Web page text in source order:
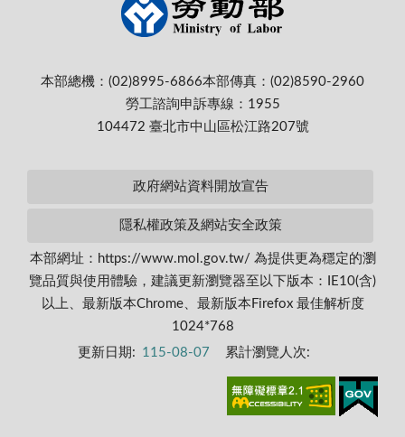
本部總機：(02)8995-6866本部傳真：(02)8590-2960
勞工諮詢申訴專線：1955
104472 臺北市中山區松江路207號
政府網站資料開放宣告
隱私權政策及網站安全政策
本部網址：https://www.mol.gov.tw/ 為提供更為穩定的瀏
覽品質與使用體驗，建議更新瀏覽器至以下版本：IE10(含)
以上、最新版本Chrome、最新版本Firefox 最佳解析度
1024*768
更新日期: 115-08-07 累計瀏覽人次: